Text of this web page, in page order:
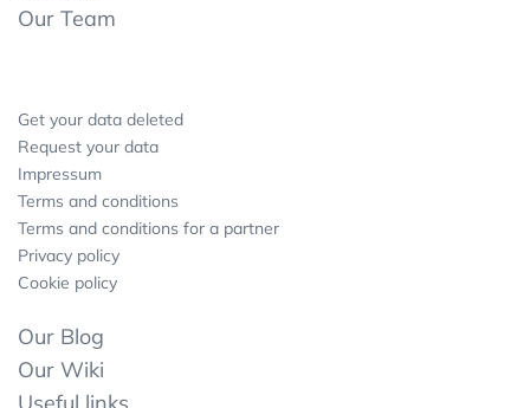
Our Team
Get your data deleted
Request your data
Impressum
Terms and conditions
Terms and conditions for a partner
Privacy policy
Cookie policy
Our Blog
Our Wiki